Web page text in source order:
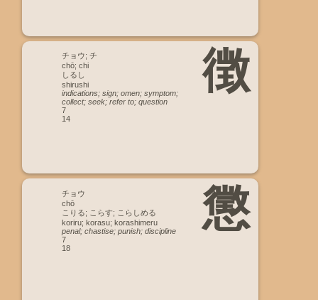
徴
チョウ; チ
chō; chi
しるし
shirushi
indications; sign; omen; symptom;
collect; seek; refer to; question
7
14
懲
チョウ
chō
こりる; こらす; こらしめる
koriru; korasu; korashimeru
penal; chastise; punish; discipline
7
18